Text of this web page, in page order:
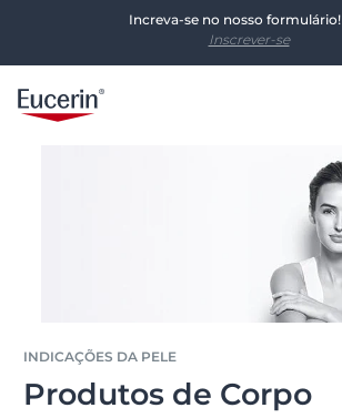
Increva-se no nosso formulário!
Inscrever-se
INDICAÇÕES DA PELE
Produtos de Corpo